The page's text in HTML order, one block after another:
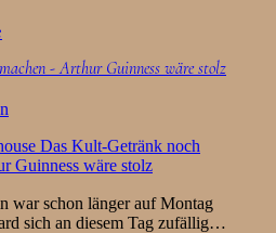
- Arthur Guinness wäre stolz
war schon länger auf Montag
sich an diesem Tag zufällig…